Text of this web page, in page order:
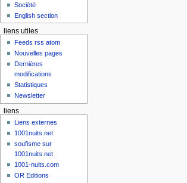
Société
English section
liens utiles
Feeds rss atom
Nouvelles pages
Dernières
modifications
Statistiques
Newsletter
liens
Liens externes
1001nuits.net
soufisme sur
1001nuits.net
1001-nuits.com
OR Editions